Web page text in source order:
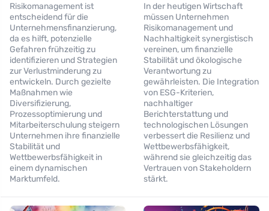
Risikomanagement ist
entscheidend für die
Unternehmensfinanzierung,
da es hilft, potenzielle
Gefahren frühzeitig zu
identifizieren und Strategien
zur Verlustminderung zu
entwickeln. Durch gezielte
Maßnahmen wie
Diversifizierung,
Prozessoptimierung und
Mitarbeiterschulung steigern
Unternehmen ihre finanzielle
Stabilität und
Wettbewerbsfähigkeit in
einem dynamischen
Marktumfeld.
In der heutigen Wirtschaft
müssen Unternehmen
Risikomanagement und
Nachhaltigkeit synergistisch
vereinen, um finanzielle
Stabilität und ökologische
Verantwortung zu
gewährleisten. Die Integration
von ESG-Kriterien,
nachhaltiger
Berichterstattung und
technologischen Lösungen
verbessert die Resilienz und
Wettbewerbsfähigkeit,
während sie gleichzeitig das
Vertrauen von Stakeholdern
stärkt.